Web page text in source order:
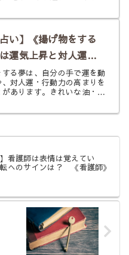
ます。
占い】《揚げ物をする
運気上昇と対人運の
？ 段取り・火加減・
態を状況別にひもと
る夢は、自分の手で運を動
対人運・行動力の高まりを
あります。きれいな油・焦
状況別にやわらかく読み解
】看護師は表情は覚えてい
へのサインは？ 《看護師》